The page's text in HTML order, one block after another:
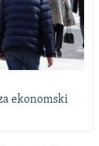
ekonomski